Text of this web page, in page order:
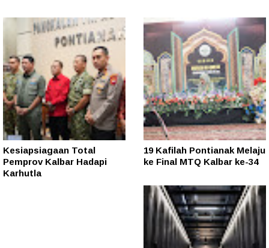
Kesiapsiagaan Total
Pemprov Kalbar Hadapi
Karhutla
19 Kafilah Pontianak Melaju
ke Final MTQ Kalbar ke-34